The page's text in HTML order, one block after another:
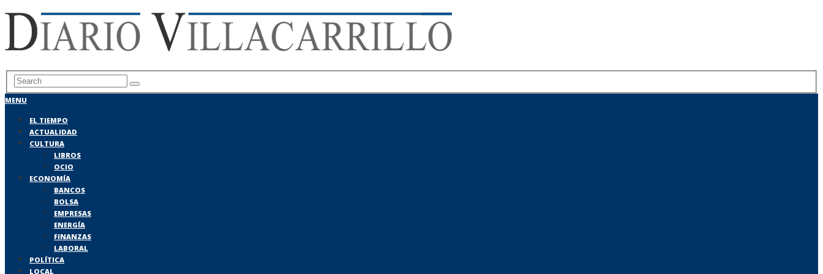
MENU
EL TIEMPO
ACTUALIDAD
CULTURA
LIBROS
OCIO
ECONOMÍA
BANCOS
BOLSA
EMPRESAS
ENERGÍA
FINANZAS
LABORAL
POLÍTICA
LOCAL